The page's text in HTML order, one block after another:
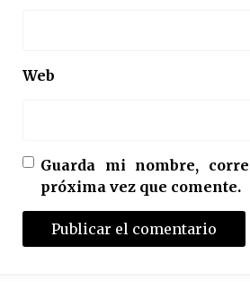
Web
Guarda mi nombre,
próxima vez que comente.